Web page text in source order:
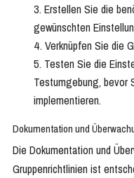
Erstellen Sie die
gewünschten
Verknüpfen Sie die
Testen Sie die
Testumgebung, bevor
implementieren.
Dokumentation und
Die Dokumentation und
Gruppenrichtlinien ist